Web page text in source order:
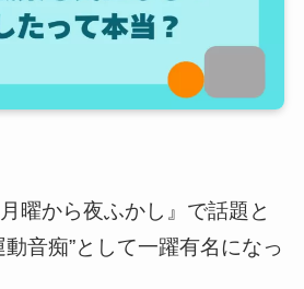
曜から夜ふかし』で話題と
音痴”として一躍有名になっ